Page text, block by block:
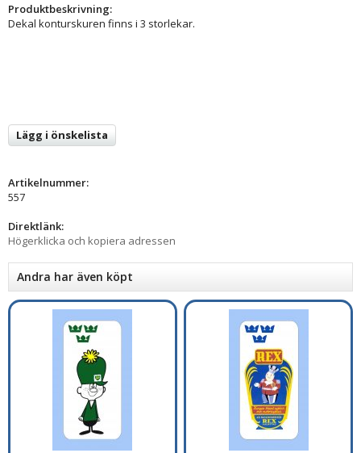
Produktbeskrivning:
Dekal konturskuren finns i 3 storlekar.
Lägg i önskelista
Artikelnummer:
557
Direktlänk:
Högerklicka och kopiera adressen
Andra har även köpt